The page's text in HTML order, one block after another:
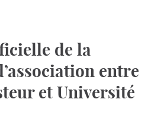
de la
entre
et Université